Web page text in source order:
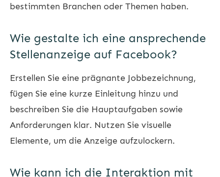
bestimmten Branchen oder Themen haben.
Wie gestalte ich eine ansprechende
Stellenanzeige auf Facebook?
Erstellen Sie eine prägnante Jobbezeichnung,
fügen Sie eine kurze Einleitung hinzu und
beschreiben Sie die Hauptaufgaben sowie
Anforderungen klar. Nutzen Sie visuelle
Elemente, um die Anzeige aufzulockern.
Wie kann ich die Interaktion mit